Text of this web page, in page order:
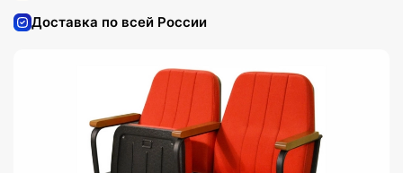
Доставка по всей России